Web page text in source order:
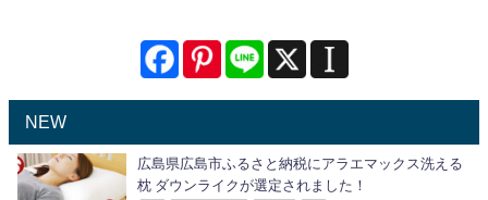
NEW
広島県広島市ふるさと納税にアラエマックス洗える
枕 ダウンライクが選定されました！